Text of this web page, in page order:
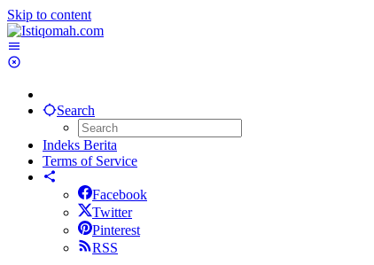
Skip to content
Search
Indeks Berita
Terms of Service
Facebook
Twitter
Pinterest
RSS